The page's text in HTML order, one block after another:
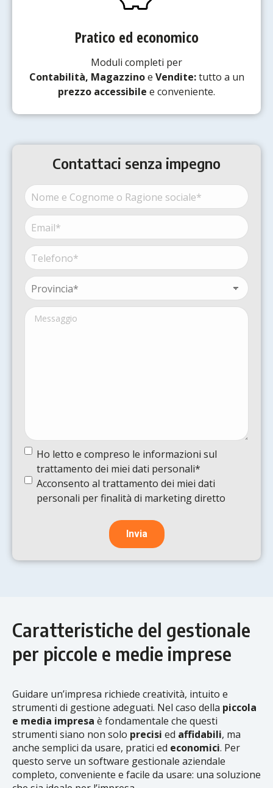
Pratico ed economico
Moduli completi per
Contabilità, Magazzinoe Vendite:tutto a un
prezzo accessibile e conveniente.
Contattaci senza impegno
Nome
e
Cognome
o
Ragione
sociale*
(Obbligatorio)
Nome
Email*
(Obbligatorio)
Telefono*
(Obbligatorio)
Provincia*
(Obbligatorio)
Messaggio
Termine
condizioni
Ho letto e compreso le informazioni sul
trattamento dei miei dati personali*
Termine
condizioni
Acconsento al trattamento dei miei dati
personali per finalità di marketing diretto
Caratteristiche del gestionale
per piccole e medie imprese
Guidare un’impresa richiede creatività, intuito e
strumenti di gestione adeguati. Nel caso della piccola
e media impresa è fondamentale che questi
strumenti siano non solo precisi ed affidabili, ma
anche semplici da usare, pratici ed economici. Per
questo serve un software gestionale aziendale
completo, conveniente e facile da usare: una soluzione